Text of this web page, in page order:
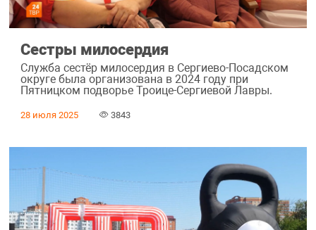
Сестры милосердия
Служба сестёр милосердия в Сергиево-Посадском
округе была организована в 2024 году при
Пятницком подворье Троице-Сергиевой Лавры.
28 июля 2025 3843